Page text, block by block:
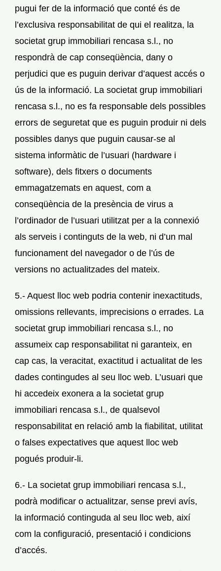
pugui fer de la informació que conté és de
l’exclusiva responsabilitat de qui el realitza, la
societat grup immobiliari rencasa s.l., no
respondrà de cap conseqüència, dany o
perjudici que es puguin derivar d’aquest accés o
ús de la informació. La societat grup immobiliari
rencasa s.l., no es fa responsable dels possibles
errors de seguretat que es puguin produir ni dels
possibles danys que puguin causar-se al
sistema informàtic de l’usuari (hardware i
software), dels fitxers o documents
emmagatzemats en aquest, com a
conseqüència de la presència de virus a
l’ordinador de l’usuari utilitzat per a la connexió
als serveis i continguts de la web, ni d’un mal
funcionament del navegador o de l’ús de
versions no actualitzades del mateix.
5.- Aquest lloc web podria contenir inexactituds,
omissions rellevants, imprecisions o errades. La
societat grup immobiliari rencasa s.l., no
assumeix cap responsabilitat ni garanteix, en
cap cas, la veracitat, exactitud i actualitat de les
dades contingudes al seu lloc web. L’usuari que
hi accedeix exonera a la societat grup
immobiliari rencasa s.l., de qualsevol
responsabilitat en relació amb la fiabilitat, utilitat
o falses expectatives que aquest lloc web
pogués produir-li.
6.- La societat grup immobiliari rencasa s.l.,
podrà modificar o actualitzar, sense previ avís,
la informació continguda al seu lloc web, així
com la configuració, presentació i condicions
d’accés.